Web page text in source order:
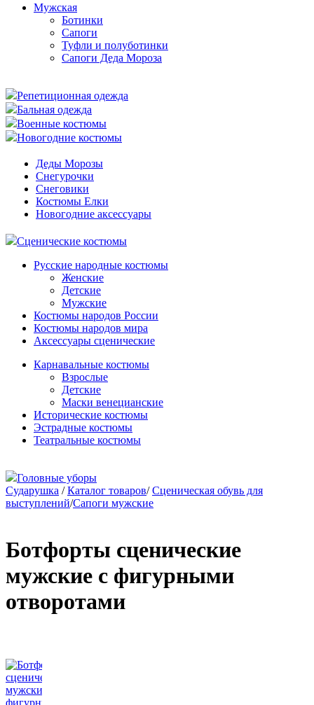
Мужская
Ботинки
Сапоги
Туфли и полуботинки
Сапоги Деда Мороза
Репетиционная одежда
Бальная одежда
Военные костюмы
Новогодние костюмы
Деды Морозы
Снегурочки
Снеговики
Костюмы Елки
Новогодние аксессуары
Сценические костюмы
Русские народные костюмы
Женские
Детские
Мужские
Костюмы народов России
Костюмы народов мира
Аксессуары сценические
Карнавальные костюмы
Взрослые
Детские
Маски венецианские
Исторические костюмы
Эстрадные костюмы
Театральные костюмы
Головные уборы
Сударушка / Каталог товаров/ Сценическая обувь для
выступлений/Сапоги мужские
Ботфорты сценические
мужские с фигурными
отворотами